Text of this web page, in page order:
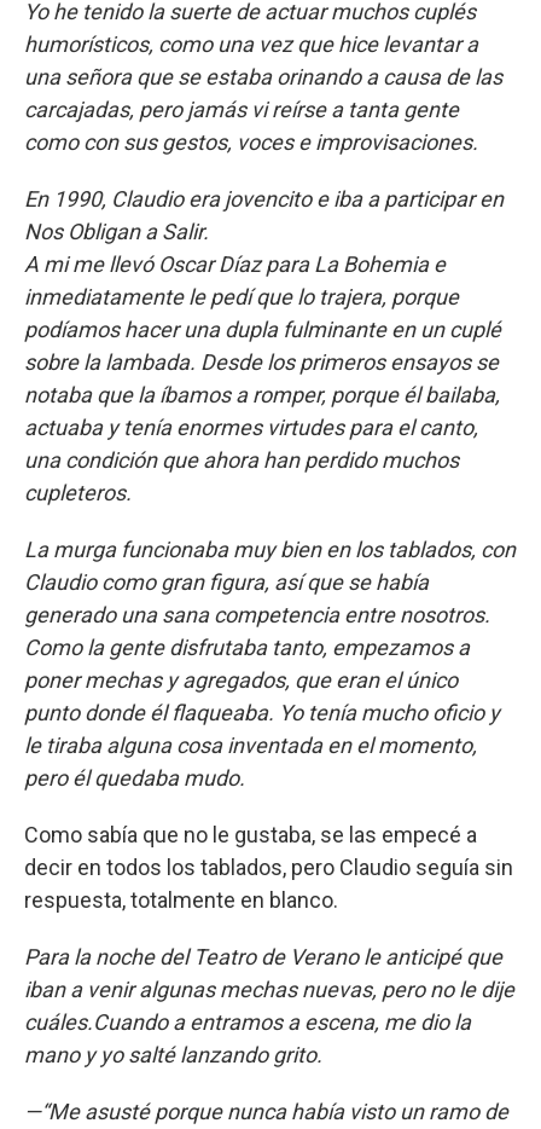
Yo he tenido la suerte de actuar muchos cuplés
humorísticos, como una vez que hice levantar a
una señora que se estaba orinando a causa de las
carcajadas, pero jamás vi reírse a tanta gente
como con sus gestos, voces e improvisaciones.
En 1990, Claudio era jovencito e iba a participar en
Nos Obligan a Salir.
A mi me llevó Oscar Díaz para La Bohemia e
inmediatamente le pedí que lo trajera, porque
podíamos hacer una dupla fulminante en un cuplé
sobre la lambada. Desde los primeros ensayos se
notaba que la íbamos a romper, porque él bailaba,
actuaba y tenía enormes virtudes para el canto,
una condición que ahora han perdido muchos
cupleteros.
La murga funcionaba muy bien en los tablados, con
Claudio como gran figura, así que se había
generado una sana competencia entre nosotros.
Como la gente disfrutaba tanto, empezamos a
poner mechas y agregados, que eran el único
punto donde él flaqueaba. Yo tenía mucho oficio y
le tiraba alguna cosa inventada en el momento,
pero él quedaba mudo.
Como sabía que no le gustaba, se las empecé a
decir en todos los tablados, pero Claudio seguía sin
respuesta, totalmente en blanco.
Para la noche del Teatro de Verano le anticipé que
iban a venir algunas mechas nuevas, pero no le dije
cuáles.Cuando a entramos a escena, me dio la
mano y yo salté lanzando grito.
—“Me asusté porque nunca había visto un ramo de